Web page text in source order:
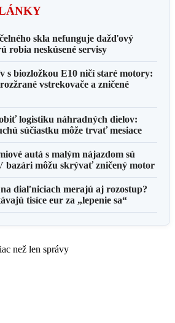
skla nefunguje dažďový
robia neskúsené servisy
s biozložkou E10 ničí staré motory:
vstrekovače a zničené
logistiku náhradných dielov:
súčiastku môže trvať mesiace
autá s malým nájazdom sú
bazári môžu skrývať zničený motor
diaľniciach merajú aj rozostup?
tisíce eur za „lepenie sa“
než len správy